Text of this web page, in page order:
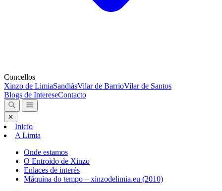
Concellos
Xinzo de LimiaSandiásVilar de BarrioVilar de Santos
Blogs de IntereseContacto
✕
Inicio
A Limia
Onde estamos
O Entroido de Xinzo
Enlaces de interés
Máquina do tempo – xinzodelimia.eu (2010)